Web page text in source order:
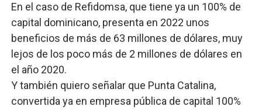
En el caso de Refidomsa, que tiene ya un 100% de
capital dominicano, presenta en 2022 unos
beneficios de más de 63 millones de dólares, muy
lejos de los poco más de 2 millones de dólares en
el año 2020.
Y también quiero señalar que Punta Catalina,
convertida ya en empresa pública de capital 100%